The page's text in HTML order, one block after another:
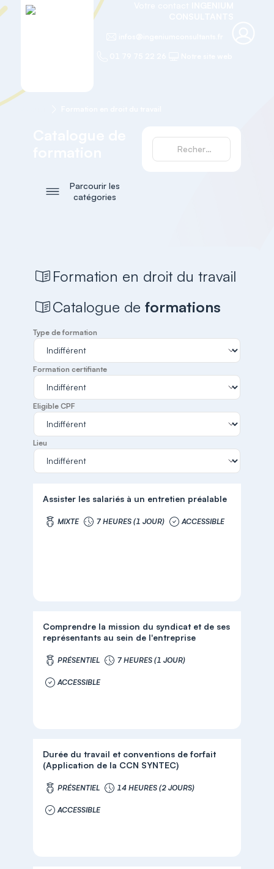
Parcourir les
catégories
Formation en droit du travail
Catalogue deformations
Type de formation
Formation certifiante
Eligible CPF
Lieu
Assister les salariés à un entretien préalable
MIXTE 7 HEURES (1 JOUR) ACCESSIBLE
Comprendre la mission du syndicat et de ses
représentants au sein de l'entreprise
PRÉSENTIEL 7 HEURES (1 JOUR)
ACCESSIBLE
Durée du travail et conventions de forfait
(Application de la CCN SYNTEC)
PRÉSENTIEL 14 HEURES (2 JOURS)
ACCESSIBLE